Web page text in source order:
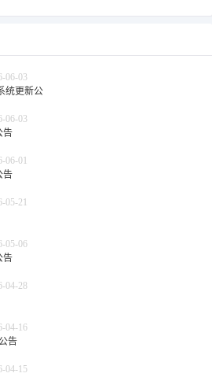
06-03
统更新公告
06-03
告
06-01
告
05-21
05-06
告
04-28
04-16
告
04-15